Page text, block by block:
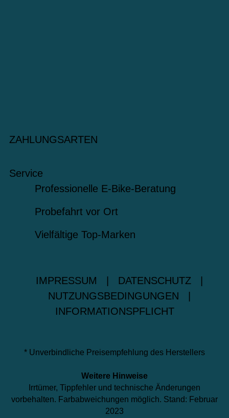
ZAHLUNGSARTEN
Service
Professionelle E-Bike-Beratung
Probefahrt vor Ort
Vielfältige Top-Marken
IMPRESSUM DATENSCHUTZ
NUTZUNGSBEDINGUNGEN
INFORMATIONSPFLICHT
* Unverbindliche Preisempfehlung des Herstellers
Weitere Hinweise
Irrtümer, Tippfehler und technische Änderungen
vorbehalten. Farbabweichungen möglich. Stand: Februar
2023